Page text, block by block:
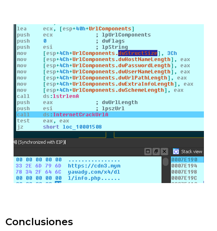
Conclusiones